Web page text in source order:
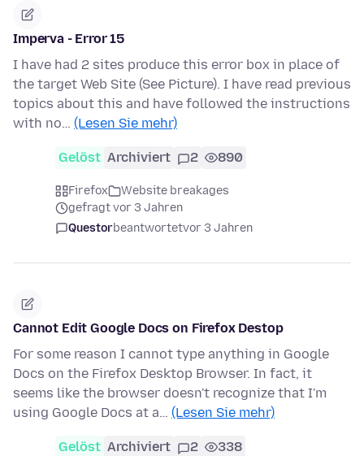
Imperva - Error 15
I have had 2 sites produce this error box in place of
the target Web Site (See Picture). I have read previous
topics about this and have followed the instructions
with no… (Lesen Sie mehr)
Gelöst Archiviert 2 890
Firefox
Website breakages
gefragt vor 3 Jahren
Questorbeantwortetvor 3 Jahren
Cannot Edit Google Docs on Firefox Destop
For some reason I cannot type anything in Google
Docs on the Firefox Desktop Browser. In fact, it
seems like the browser doesn't recognize that I'm
using Google Docs at a… (Lesen Sie mehr)
Gelöst Archiviert 2 338